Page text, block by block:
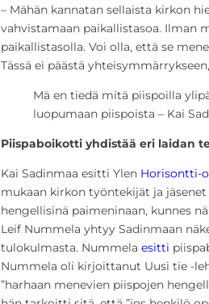
– Mähän kannatan sellaista kirkon
vahvistamaan paikallistasoa. Ilman
paikallistasolla. Voi olla, että se
Tässä ei päästä
Mä en tiedä mitä piispoilla
luopumaan piispoista – Kai
Piispaboikotti yhdistää eri laidan
Kai Sadinmaa esitti Ylen Horisontti-
mukaan kirkon työntekijät ja
hengellisinä paimeninaan, kunnes
Leif Nummela yhtyy Sadinmaan
tulokulmasta. Nummela esitti
Nummela oli kirjoittanut Uusi tie -
”harhaan menevien piispojen